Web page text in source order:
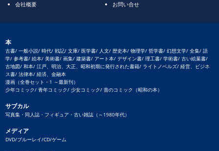
会社概要 お問い合せ
本
古書/ 一般小説/ 時代/ 戦記/ 文庫/ 医学書/ 人文/ 歴史本/ 物理学/ 哲学書/ 幻想文学/ 全集/ 語
学/ 参考書/ 絵本/ 美術書/ 画集/ 建築書/ アート本/ デザイン書/ 理工書/ 学術書/ 古い絵葉書/
古地図/ 和本/ 江戸、明治、大正、昭和初期に発行された書籍/ ライトノベルズ/ 経営、ビジネ
ス書/ 法律本/ 経済、金融本
漫画（全巻セット・1 ～最新刊）
少年コミック/ 青年コミック/ 少女コミック/ 昔のコミック（昭和の本）
サブカル
写真集・同人誌・フィギュア・古い雑誌（～1980年代）
メディア
DVD/ブルーレイ/CD/ゲーム